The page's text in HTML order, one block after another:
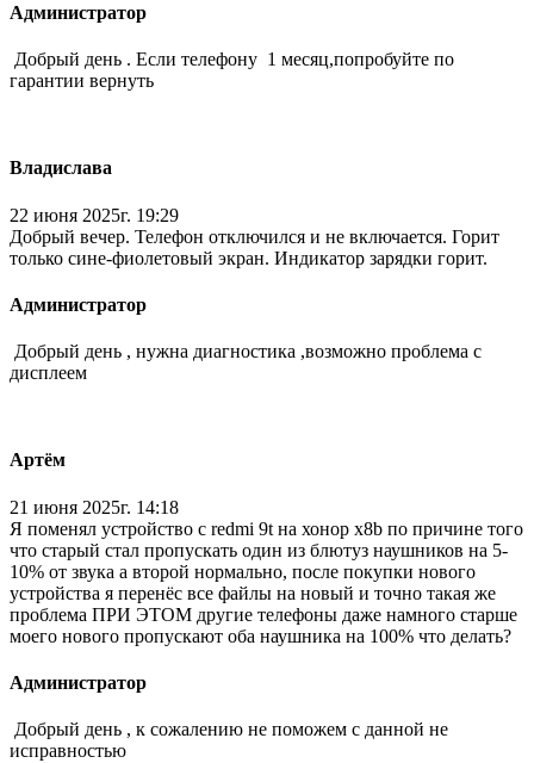
Администратор
Добрый день . Если телефону 1 месяц,попробуйте по
гарантии вернуть
Владислава
22 июня 2025г. 19:29
Добрый вечер. Телефон отключился и не включается. Горит
только сине-фиолетовый экран. Индикатор зарядки горит.
Администратор
Добрый день , нужна диагностика ,возможно проблема с
дисплеем
Артём
21 июня 2025г. 14:18
Я поменял устройство с redmi 9t на хонор x8b по причине того
что старый стал пропускать один из блютуз наушников на 5-
10% от звука а второй нормально, после покупки нового
устройства я перенёс все файлы на новый и точно такая же
проблема ПРИ ЭТОМ другие телефоны даже намного старше
моего нового пропускают оба наушника на 100% что делать?
Администратор
Добрый день , к сожалению не поможем с данной не
исправностью